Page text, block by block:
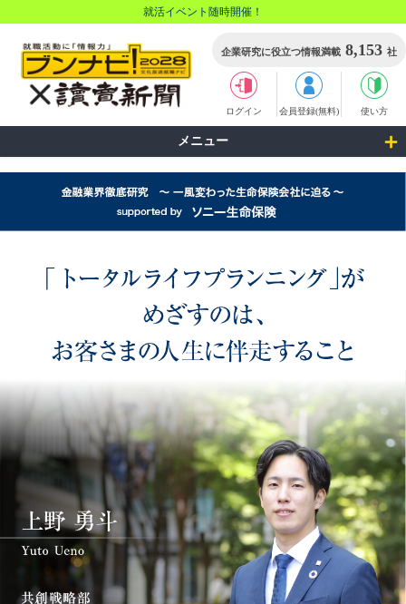
就活イベント随時開催！
企業研究に役立つ情報満載 8,153 社
ログイン 会員登録(無料) 使い方
メニュー